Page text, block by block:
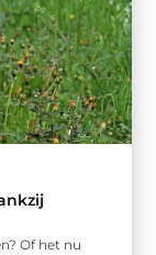
Of het nu